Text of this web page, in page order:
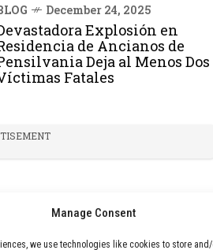
Manage Consent
we use technologies like cookies to store
December 24, 2025
Explosión en
de Ancianos de
Deja al Menos Dos
Fatales